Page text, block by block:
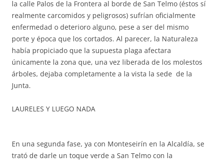
la calle Palos de la Frontera al borde de San Telmo (éstos sí
realmente carcomidos y peligrosos) sufrían oficialmente
enfermedad o deterioro alguno, pese a ser del mismo
porte y época que los cortados. Al parecer, la Naturaleza
había propiciado que la supuesta plaga afectara
únicamente la zona que, una vez liberada de los molestos
árboles, dejaba completamente a la vista la sede de la
Junta.
LAURELES Y LUEGO NADA
En una segunda fase, ya con Monteseirín en la Alcaldía, se
trató de darle un toque verde a San Telmo con la